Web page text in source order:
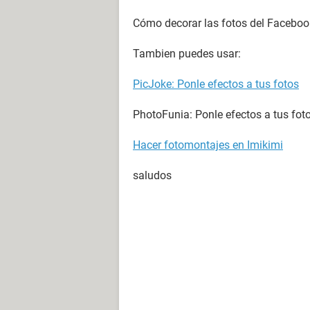
Cómo decorar las fotos del
Tambien puedes usar:
PicJoke: Ponle efectos a tus fotos
PhotoFunia: Ponle efectos a tus
Hacer fotomontajes en Imikimi
saludos